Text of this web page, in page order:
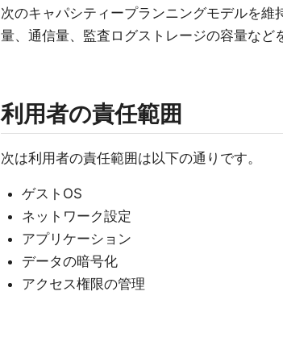
次のキャパシティープランニングモデルを
量、通信量、監査ログストレージの容量など
利用者の責任範囲
次は利用者の責任範囲は以下の通りです。
ゲストOS
ネットワーク設定
アプリケーション
データの暗号化
アクセス権限の管理